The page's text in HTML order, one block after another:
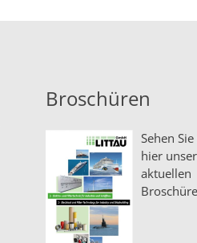
Broschüren
Sehen
hier
aktuellen